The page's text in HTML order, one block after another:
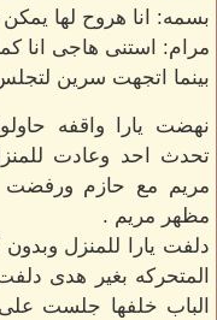
بسمه: انا هروح لها
مرام: استنى هاجى انا
بينما اتجهت سرين
نهضت يارا واقفه
تحدث احد وعادت
مريم مع حازم ورفضت
مظهر مريم .
دلفت يارا للمنزل
المتحركه بغير هدى
الباب خلفها جلست